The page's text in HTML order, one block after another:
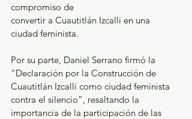
compromiso de
convertir a Cuautitlán Izcalli en una
ciudad feminista.
Por su parte, Daniel Serrano firmó la
“Declaración por la Construcción de
Cuautitlán Izcalli como ciudad feminista
contra el silencio”, resaltando la
importancia de la participación de las